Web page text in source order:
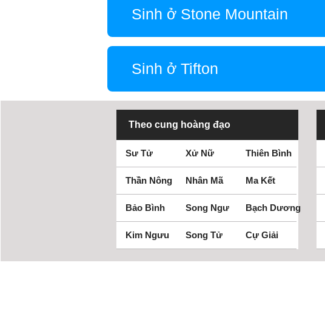
Sinh ở Stone Mountain
Sinh ở Tifton
Theo cung hoàng đạo
Sư Tử Xử Nữ Thiên Bình
Thần Nông Nhân Mã Ma Kết
Bảo Bình Song Ngư Bạch Dương
Kim Ngưu Song Tử Cự Giải